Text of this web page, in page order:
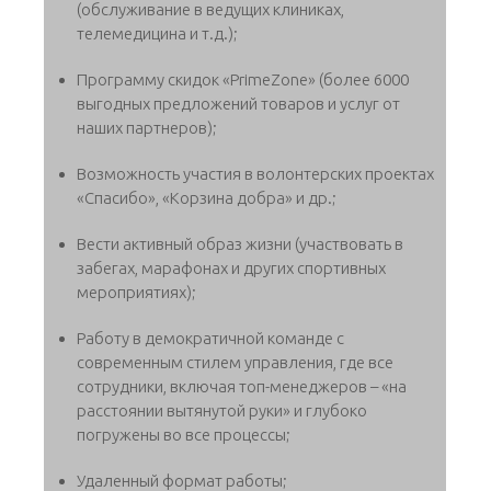
(обслуживание в ведущих клиниках,
телемедицина и т.д.);
Программу скидок «PrimeZone» (более 6000
выгодных предложений товаров и услуг от
наших партнеров);
Возможность участия в волонтерских проектах
«Спасибо», «Корзина добра» и др.;
Вести активный образ жизни (участвовать в
забегах, марафонах и других спортивных
мероприятиях);
Работу в демократичной команде с
современным стилем управления, где все
сотрудники, включая топ-менеджеров – «на
расстоянии вытянутой руки» и глубоко
погружены во все процессы;
Удаленный формат работы;